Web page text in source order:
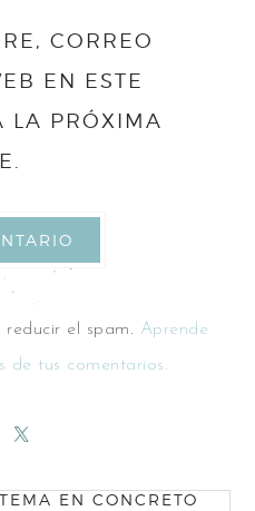
CORREO
EN ESTE
LA PRÓXIMA
el spam. Aprende
de tus comentarios.
EN CONCRETO